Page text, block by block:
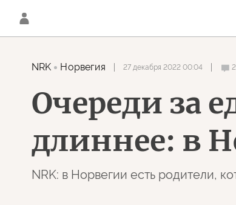
NRK Норвегия 27 декабря 2022 00:04
Очереди за
длиннее: в
NRK: в Норвегии есть родители,